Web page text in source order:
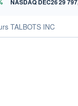
NASDAQ DEC2629
TALBOTS INC